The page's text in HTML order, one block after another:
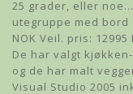
25 grader, eller
utegruppe med bord
NOK Veil. pris:
De har valgt
og de har malt
Visual Studio 2005